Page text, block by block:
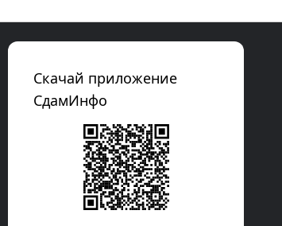
Скачай приложение
СдамИнфо